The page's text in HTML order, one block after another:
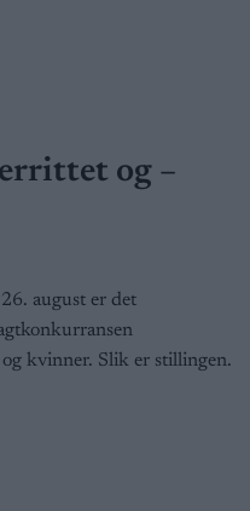
og –
august er det
kvinner. Slik er stillingen.